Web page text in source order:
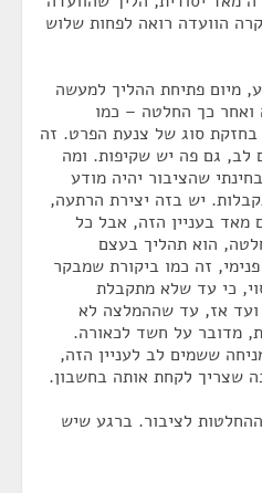
הוועדה רואה לפחות שלוש
מיום פתיחת ההליך למעשה
כך החלטה – כמו
בחזקת סוג של צנעת הפרט. זה
לב, גם פה יש שקיפות. ומה
שהציבור יהיה מודע
יש בזה יצירת הרתעה,
מאד בעניין הזה, אבל כל
הוא תהליך בעצם
זה כמו ביקורת שמבקר
כי עד שלא מתקבלת
אז, עד שההמלצה לא
מדובר על חשד לכאורה.
ששמים לב לעניין הזה,
שצריך לקחת אותה בחשבון.
לציבור. ברגע שיש